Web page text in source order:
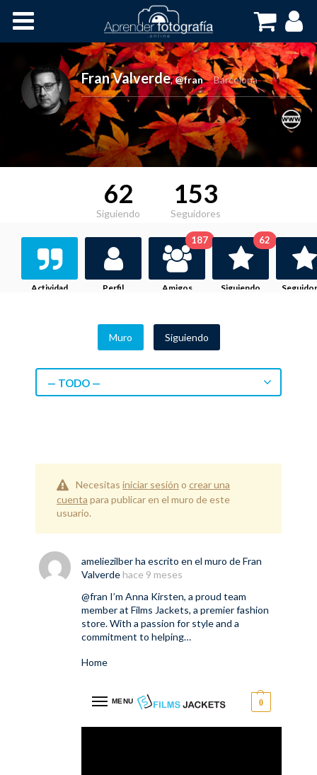
Cursos OnLine
Fran Valverde,@fran Barcelona
62
Siguiendo
153
Seguidores
Actividad Perfil Amigos
187
Siguiendo
62
Muro Siguiendo
— TODO —
Necesitas iniciar sesión o crear una
cuenta para publicar en el muro de este
usuario.
ameliezilberha escrito en el muro deFran
Valverde hace 9 meses
@fran I’m Anna Kirsten, a proud team
member at Films Jackets, a premier fashion
store. With a passion for style and a
commitment to helping…
Home